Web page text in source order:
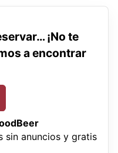
¡No te
a encontrar
sin anuncios y gratis